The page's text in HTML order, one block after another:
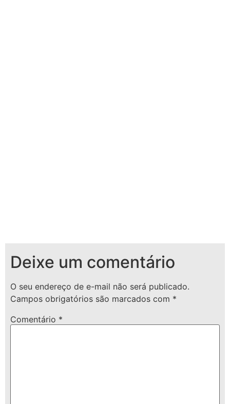
Deixe um comentário
O seu endereço de e-mail não será publicado.
Campos obrigatórios são marcados com *
Comentário *